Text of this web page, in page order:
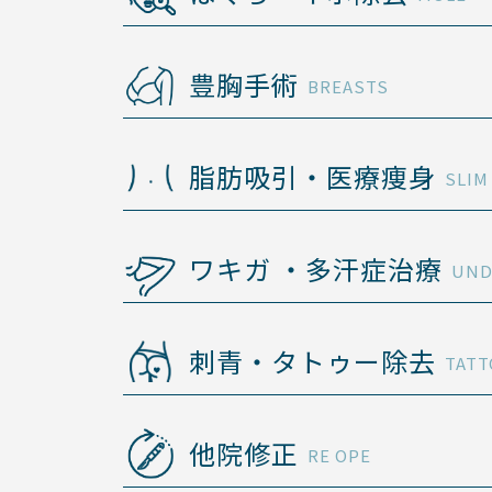
豊胸手術 BREASTS
脂肪吸引・医療痩身 SLIM
ワキガ ・多汗症治療
刺青・タトゥー除去
他院修正 RE OPE